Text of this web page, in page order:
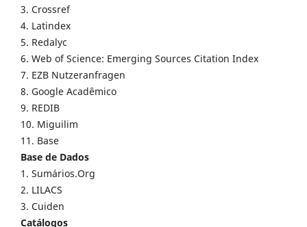
3. Crossref
4. Latindex
5. Redalyc
6. Web of Science: Emerging Sources Citation Index
7. EZB Nutzeranfragen
8. Google Acadêmico
9. REDIB
10. Miguilim
11. Base
Base de Dados
1. Sumários.Org
2. LILACS
3. Cuiden
Catálogos